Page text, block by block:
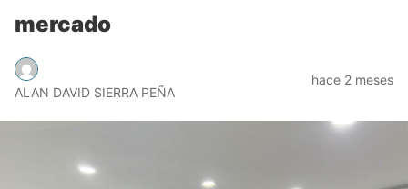
mercado
ALAN DAVID SIERRA PEÑA
hace 2 meses